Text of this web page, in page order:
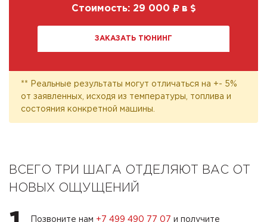
Стоимость: 29 000 в
ЗАКАЗАТЬ ТЮНИНГ
** Реальные результаты могут отличаться на +- 5%
от заявленных, исходя из температуры, топлива и
состояния конкретной машины.
ВСЕГО ТРИ ШАГА ОТДЕЛЯЮТ ВАС ОТ
НОВЫХ ОЩУЩЕНИЙ
Позвоните нам +7 499 490 77 07 и получите